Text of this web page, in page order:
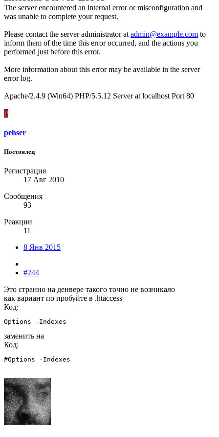
The server encountered an internal error or misconfiguration and
was unable to complete your request.
Please contact the server administrator at admin@example.com to
inform them of the time this error occurred, and the actions you
performed just before this error.
More information about this error may be available in the server
error log.
Apache/2.4.9 (Win64) PHP/5.5.12 Server at localhost Port 80
P
pehser
Постоялец
Регистрация
17 Авг 2010
Сообщения
93
Реакции
11
8 Янв 2015
#244
Это странно на денвере такого точно не возникало
как вариант по пробуйте в .htaccess
Код:
Options -Indexes
заменить на
Код:
#Options -Indexes